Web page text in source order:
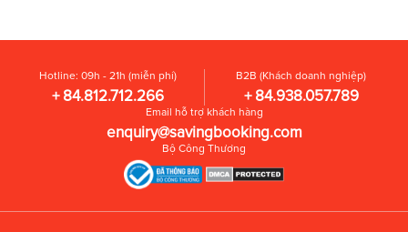
Hotline: 09h - 21h (miễn phí)
+ 84.812.712.266
B2B (Khách doanh nghiệp)
+ 84.938.057.789
Email hỗ trợ khách hàng
enquiry@savingbooking.com
Bộ Công Thương